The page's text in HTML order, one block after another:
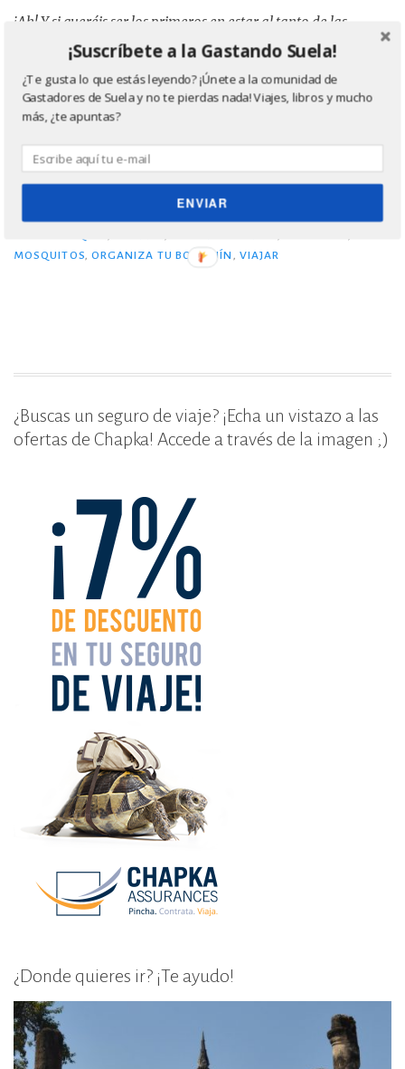
¡Ah! Y si queréis ser los primeros en estar al tanto de las
actualizaciones, podéis suscribiros al blog y seguirme también
enFacebook Twitter e Instagram
. ¡Llenemos el mundo de
sabores!
F
a
e
b
T
w
te
r
Share
C
o
p
ar
MOSQUITOS, ORGANIZA TU BOTIQUÍN , VIAJAR
¿Buscas un seguro de viaje? ¡Echa un vistazo a las
ofertas de Chapka! Accede a través de la imagen ;)
¿Donde quieres ir? ¡Te ayudo!
¡Suscríbete a la Gastando Suela!
¿Te gusta lo que estás leyendo? ¡Únete a la comunidad de
Gastadores de Suela y no te pierdas nada! Viajes, libros y mucho
más, ¿te apuntas?
ENVIAR